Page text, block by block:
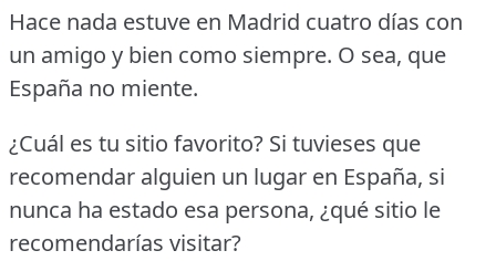
Hace nada estuve en Madrid cuatro días con
un amigo y bien como siempre. O sea, que
España no miente.
¿Cuál es tu sitio favorito? Si tuvieses que
recomendar alguien un lugar en España, si
nunca ha estado esa persona, ¿qué sitio le
recomendarías visitar?